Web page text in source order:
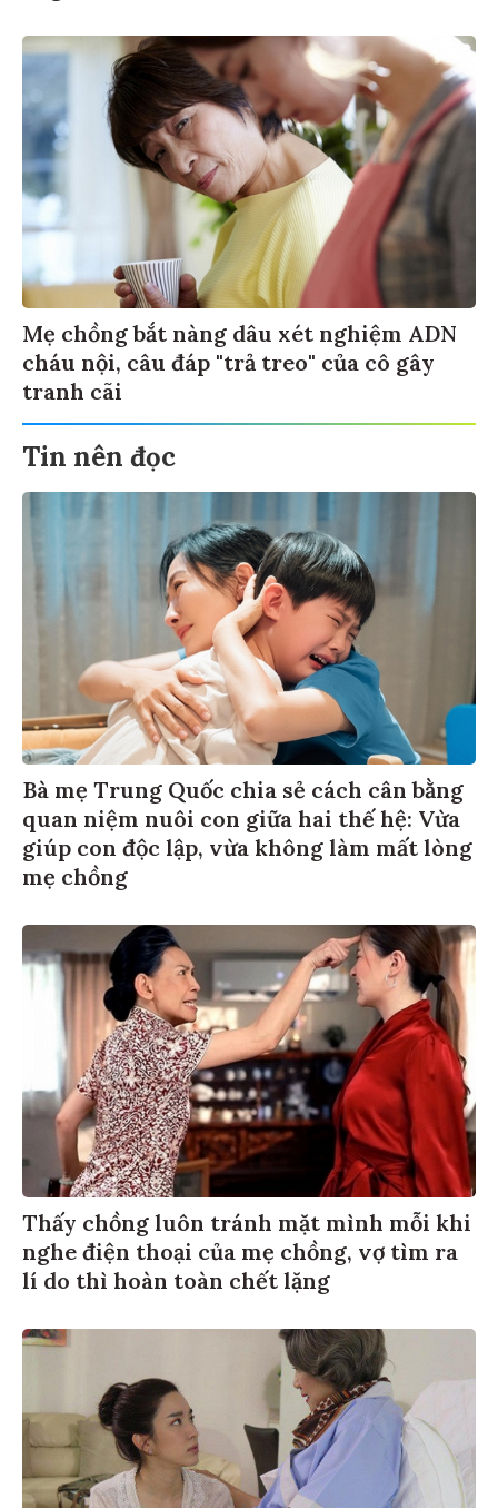
Mẹ chồng bắt nàng dâu xét nghiệm ADN
cháu nội, câu đáp "trả treo" của cô gây
tranh cãi
Tin nên đọc
Bà mẹ Trung Quốc chia sẻ cách cân bằng
quan niệm nuôi con giữa hai thế hệ: Vừa
giúp con độc lập, vừa không làm mất lòng
mẹ chồng
Thấy chồng luôn tránh mặt mình mỗi khi
nghe điện thoại của mẹ chồng, vợ tìm ra
lí do thì hoàn toàn chết lặng